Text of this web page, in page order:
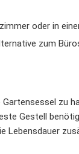
oder in
zum
Gartensessel zu
Gestell
Lebensdauer